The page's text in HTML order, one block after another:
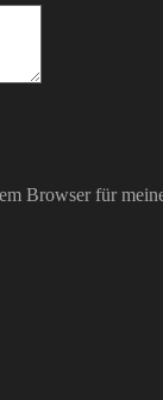
Browser für